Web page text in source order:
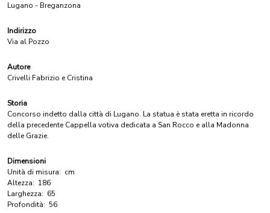
Lugano - Breganzona
Indirizzo
Via al Pozzo
Autore
Crivelli Fabrizio e Cristina
Storia
Concorso indetto dalla città di Lugano. La statua è stata eretta in ricordo
della precedente Cappella votiva dedicata a San Rocco e alla Madonna
delle Grazie.
Dimensioni
Unità di misura: cm
Altezza: 186
Larghezza: 65
Profondità: 56